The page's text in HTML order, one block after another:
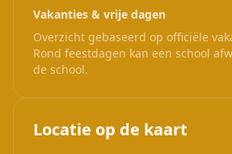
Vakanties & vrije dagen
Overzicht gebaseerd op officiële
Rond feestdagen kan een school
de school.
Locatie op de kaart